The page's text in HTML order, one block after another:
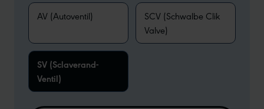
AV (Autoventil)
SCV (Schwalbe Clik
Valve)
SV (Sclaverand-
Ventil)